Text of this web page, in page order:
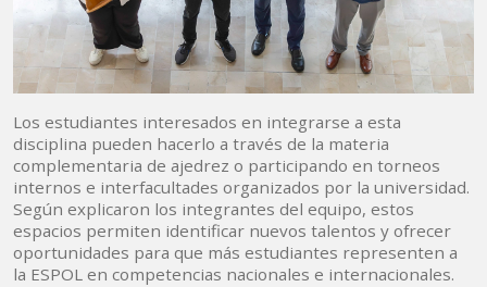
Los estudiantes interesados en integrarse a esta
disciplina pueden hacerlo a través de la materia
complementaria de ajedrez o participando en torneos
internos e interfacultades organizados por la universidad.
Según explicaron los integrantes del equipo, estos
espacios permiten identificar nuevos talentos y ofrecer
oportunidades para que más estudiantes representen a
la ESPOL en competencias nacionales e internacionales.